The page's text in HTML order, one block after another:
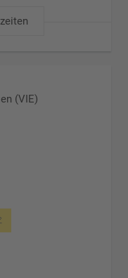
(VIE)